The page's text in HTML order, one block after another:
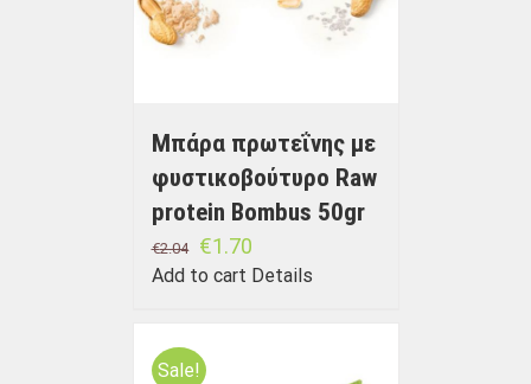
Μπάρα πρωτεΐνης με
φυστικοβούτυρο Raw
protein Bombus 50gr
€2.04 €1.70
Add to cart Details
Sale!